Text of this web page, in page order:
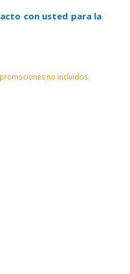
con usted para la
no incluidos.